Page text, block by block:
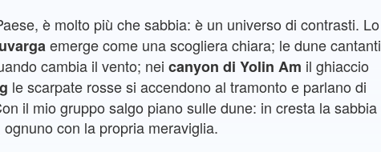
è molto più che sabbia: è un universo di contrasti. Lo
emerge come una scogliera chiara; le dune cantanti
cambia il vento; nei canyon di Yolin Am il ghiaccio
le scarpate rosse si accendono al tramonto e parlano di
il mio gruppo salgo piano sulle dune: in cresta la sabbia
con la propria meraviglia.